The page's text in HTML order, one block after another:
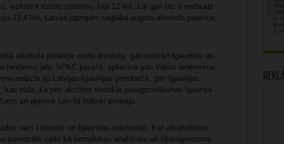
ieskaitot tūristu patēriņu, bija 12 litri. Lai gan tas ir nedaudz
12,4 litri, Latvija joprojām saglabā augstu alkohola patēriņa
alkohola patēriņa veido ārvalstu, galvenokārt Igaunijas un
tendenci, pēc SPKC paustā, apliecina gan Valsts ieņēmumu
realizāciju Latvijas-Igaunijas pierobežā, gan Igaunijas
rāda, ka pēc akcīzes nodokļa paaugstināšanas Igaunijā
un apjoms Latvijā būtiski pieauga.
veci Lietuvas un Igaunijas iedzīvotāji, kuri alkoholiskos
paredzēts veikt kā kompleksu analītisku un šķērsgriezuma